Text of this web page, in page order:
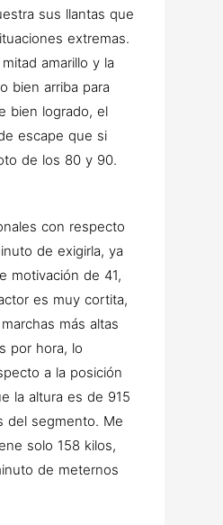
sus llantas que
extremas.
amarillo y la
bien arriba para
bien logrado, el
escape que si
de los 80 y 90.
con respecto
de exigirla, ya
motivación de 41,
es muy cortita,
más altas
por hora, lo
a la posición
la altura es de 915
del segmento. Me
solo 158 kilos,
de meternos